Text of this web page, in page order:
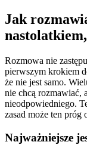
Jak
Rozmowa nie
pierwszym krokiem
że nie jest samo.
nie chcą rozmawiać,
nieodpowiedniego.
zasad może ten próg
Najważniejsze